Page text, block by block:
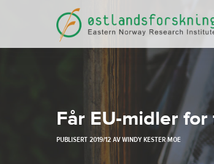
Får EU-midler
PUBLISERT2019/12AVWINDY KESTER MOE